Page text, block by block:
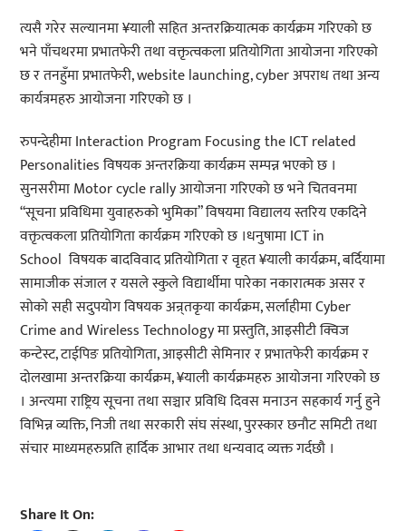
त्यसै गरेर सल्यानमा ¥याली सहित अन्तरक्रियात्मक कार्यक्रम गरिएको छ
भने पाँचथरमा प्रभातफेरी तथा वक्तृत्वकला प्रतियोगिता आयोजना गरिएको
छ र तनहुँमा प्रभातफेरी, website launching, cyber अपराध तथा अन्य
कार्यत्रमहरु आयोजना गरिएको छ ।
रुपन्देहीमा Interaction Program Focusing the ICT related
Personalities विषयक अन्तरक्रिया कार्यक्रम सम्पन्न भएको छ ।
सुनसरीमा Motor cycle rally आयोजना गरिएको छ भने चितवनमा
“सूचना प्रविधिमा युवाहरुको भुमिका” विषयमा विद्यालय स्तरिय एकदिने
वक्तृत्वकला प्रतियोगिता कार्यक्रम गरिएको छ ।धनुषामा ICT in
School विषयक बादविवाद प्रतियोगिता र वृहत ¥याली कार्यक्रम, बर्दियामा
सामाजीक संजाल र यसले स्कुले विद्यार्थीमा पारेका नकारात्मक असर र
सोको सही सदुपयोग विषयक अन्र्तकृया कार्यक्रम, सर्लाहीमा Cyber
Crime and Wireless Technology मा प्रस्तुति, आइसीटी क्विज
कन्टेस्ट, टाईपिङ प्रतियोगिता, आइसीटी सेमिनार र प्रभातफेरी कार्यक्रम र
दोलखामा अन्तरक्रिया कार्यक्रम, ¥याली कार्यक्रमहरु आयोजना गरिएको छ
। अन्त्यमा राष्ट्रिय सूचना तथा सञ्चार प्रविधि दिवस मनाउन सहकार्य गर्नु हुने
विभिन्न व्यक्ति, निजी तथा सरकारी संघ संस्था, पुरस्कार छनौट समिटी तथा
संचार माध्यमहरुप्रति हार्दिक आभार तथा धन्यवाद व्यक्त गर्दछौ ।
Share It On: